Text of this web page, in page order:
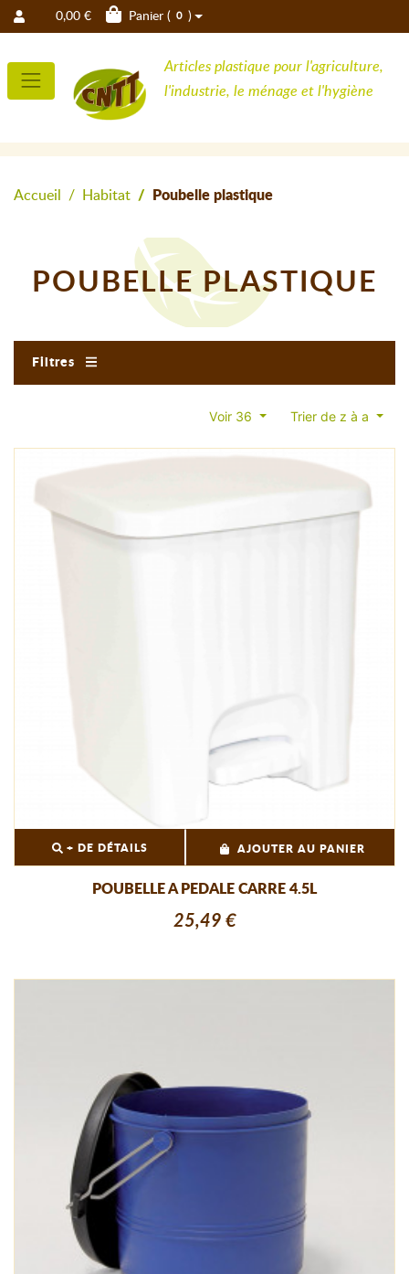
0,00 € Panier ( 0 )
Articles plastique pour l'agriculture,
l'industrie, le ménage et l'hygiène
Accueil Habitat Poubelle plastique
POUBELLE PLASTIQUE
Filtres
Voir 36 Trier de z à a
+ DE DÉTAILS AJOUTER AU PANIER
POUBELLE A PEDALE CARRE 4.5L
25,49 €